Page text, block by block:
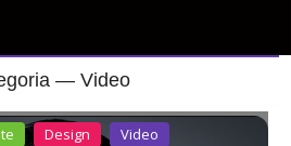
— Video
Design Video